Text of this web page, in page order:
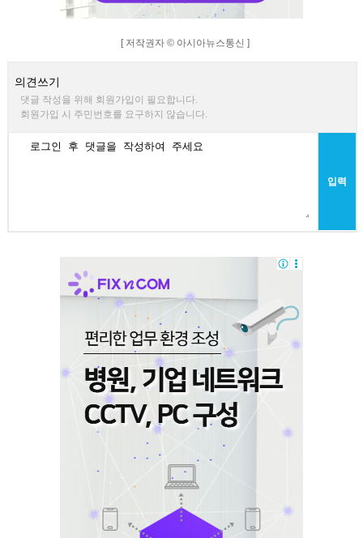
[ 저작권자 © 아시아뉴스통신 ]
의견쓰기
댓글 작성을 위해 회원가입이 필요합니다.
회원가입 시 주민번호를 요구하지 않습니다.
입력